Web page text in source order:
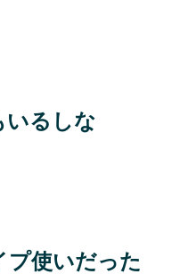
いるしな
プ使いだった